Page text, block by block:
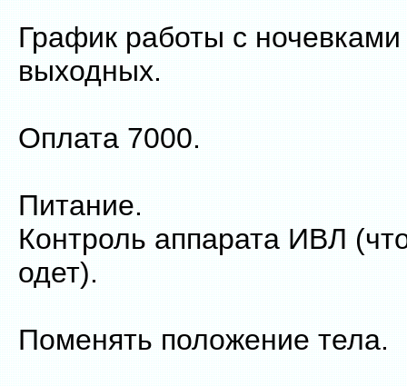
График работы с ночевками
выходных.
Оплата 7000.
Питание.
Контроль аппарата ИВЛ
одет).
Поменять положение тела.